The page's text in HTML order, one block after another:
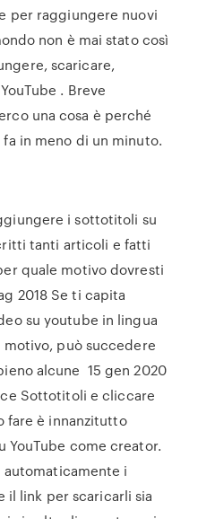
per raggiungere nuovi
non è mai stato così
scaricare,
. Breve
una cosa è perché
in meno di un minuto.
i sottotitoli su
tanti articoli e fatti
quale motivo dovresti
2018 Se ti capita
su youtube in lingua
può succedere
alcune 15 gen 2020
Sottotitoli e cliccare
fare è innanzitutto
YouTube come creator.
automaticamente i
link per scaricarli sia